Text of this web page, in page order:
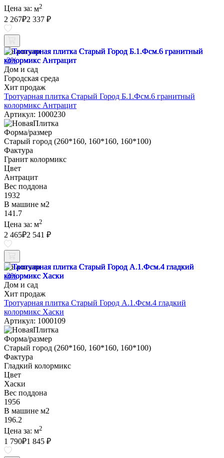
Цена за: м2
2 267₽2 337 ₽
В наличии
-3%
Дом и сад
Городская среда
Хит продаж
Тротуарная плитка Старый Город Б.1.Фсм.6 гранитный
колормикс Антрацит
Артикул: 1000230
Форма/размер
Старый город (260*160, 160*160, 160*100)
Фактура
Гранит колормикс
Цвет
Антрацит
Вес поддона
1932
В машине м2
141.7
Цена за: м2
2 465₽2 541 ₽
В наличии
-3%
Дом и сад
Хит продаж
Тротуарная плитка Старый Город А.1.Фсм.4 гладкий
колормикс Хаски
Артикул: 1000109
Форма/размер
Старый город (260*160, 160*160, 160*100)
Фактура
Гладкий колормикс
Цвет
Хаски
Вес поддона
1956
В машине м2
196.2
Цена за: м2
1 790₽1 845 ₽